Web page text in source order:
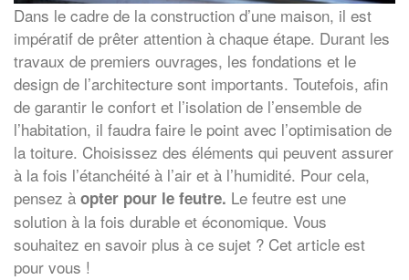
Dans le cadre de la construction d’une maison, il est
impératif de prêter attention à chaque étape. Durant les
travaux de premiers ouvrages, les fondations et le
design de l’architecture sont importants. Toutefois, afin
de garantir le confort et l’isolation de l’ensemble de
l’habitation, il faudra faire le point avec l’optimisation de
la toiture. Choisissez des éléments qui peuvent assurer
à la fois l’étanchéité à l’air et à l’humidité. Pour cela,
pensez à opter pour le feutre. Le feutre est une
solution à la fois durable et économique. Vous
souhaitez en savoir plus à ce sujet ? Cet article est
pour vous !